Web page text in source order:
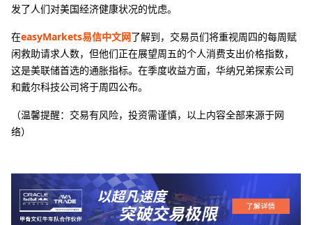
发了人们对美国经济健康状况的忧虑。
在easyMarkets易信中文网了解到，交易员们将重视周四的每周赋
闲救助请求人数，但他们正在展望周五的个人消费支出价格指数，
这是美联储首选的通胀指标。在季度收益方面，华纳兄弟探索公司
和戴尔科技公司将于周四公布。
（温馨提醒：交易有风险，投资需谨慎，以上内容全部来源于网
络）